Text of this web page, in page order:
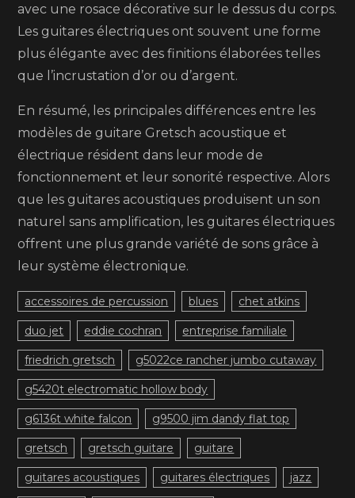
avec une rosace décorative sur le dessus du corps.
Les guitares électriques ont souvent une forme
plus élégante avec des finitions élaborées telles
que l’incrustation d’or ou d’argent.
En résumé, les principales différences entre les
modèles de guitare Gretsch acoustique et
électrique résident dans leur mode de
fonctionnement et leur sonorité respective. Alors
que les guitares acoustiques produisent un son
naturel sans amplification, les guitares électriques
offrent une plus grande variété de sons grâce à
leur système électronique.
accessoires de percussion blues chet atkins
duo jet eddie cochran entreprise familiale
friedrich gretsch g5022ce rancher jumbo cutaway
g5420t electromatic hollow body
g6136t white falcon g9500 jim dandy flat top
gretsch gretsch guitare guitare
guitares acoustiques guitares électriques jazz